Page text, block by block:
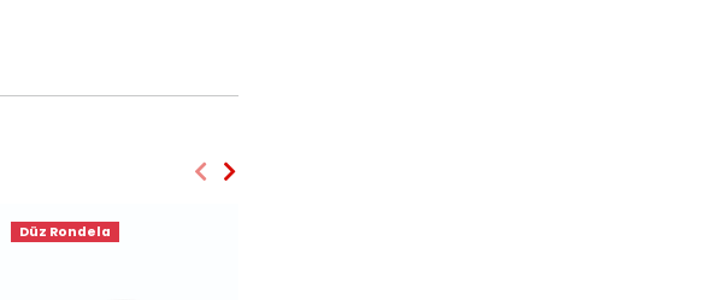
Düz Rondela